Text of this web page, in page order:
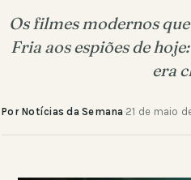
Os filmes modernos
Fria aos espiões de
era
Por Notícias da Semana ·21 de maio